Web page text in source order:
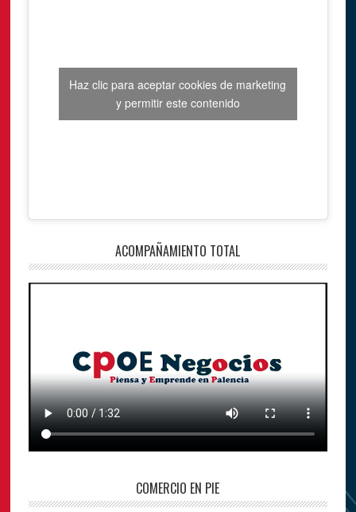
Haz clic para aceptar cookies de marketing
y permitir este contenido
ACOMPAÑAMIENTO TOTAL
COMERCIO EN PIE